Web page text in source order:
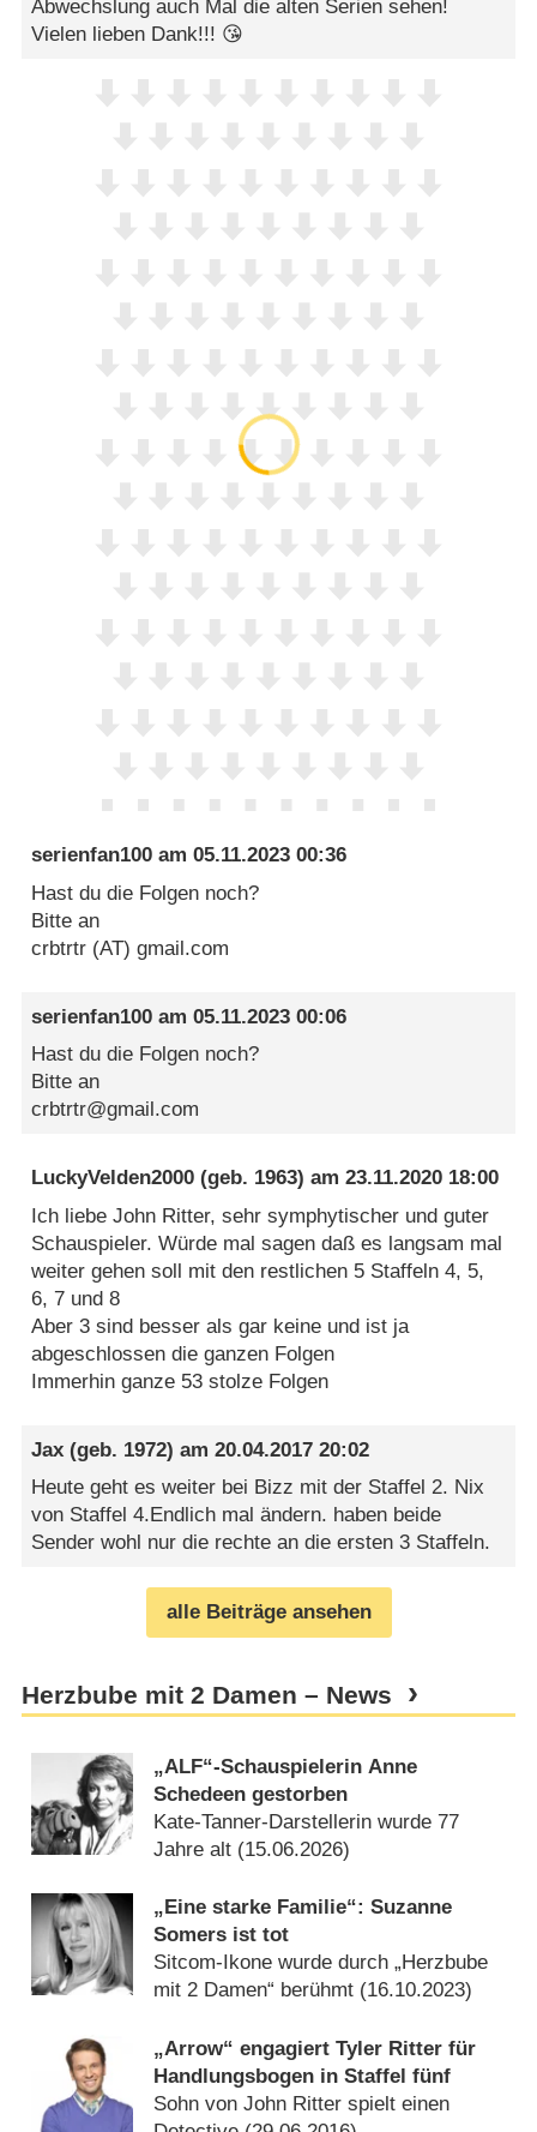
Abwechslung auch Mal die alten Serien sehen!
Vielen lieben Dank!!! 😘
serienfan100 am05.11.2023 00:36
Hast du die Folgen noch?
Bitte an
crbtrtr (AT) gmail.com
serienfan100 am05.11.2023 00:06
Hast du die Folgen noch?
Bitte an
crbtrtr@gmail.com
LuckyVelden2000 (geb. 1963) am23.11.2020 18:00
Ich liebe John Ritter, sehr symphytischer und guter
Schauspieler. Würde mal sagen daß es langsam mal
weiter gehen soll mit den restlichen 5 Staffeln 4, 5,
6, 7 und 8
Aber 3 sind besser als gar keine und ist ja
abgeschlossen die ganzen Folgen
Immerhin ganze 53 stolze Folgen
Jax (geb. 1972) am20.04.2017 20:02
Heute geht es weiter bei Bizz mit der Staffel 2. Nix
von Staffel 4.Endlich mal ändern. haben beide
Sender wohl nur die rechte an die ersten 3 Staffeln.
alle Beiträge ansehen
Herzbube mit 2 Damen – News
„ALF“-Schauspielerin Anne
Schedeen gestorben
Kate-Tanner-Darstellerin wurde 77
Jahre alt (15.06.2026)
„Eine starke Familie“: Suzanne
Somers ist tot
Sitcom-Ikone wurde durch „Herzbube
mit 2 Damen“ berühmt (16.10.2023)
„Arrow“ engagiert Tyler Ritter für
Handlungsbogen in Staffel fünf
Sohn von John Ritter spielt einen